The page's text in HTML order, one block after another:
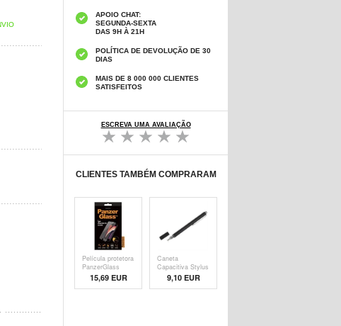
APOIO CHAT:
SEGUNDA-SEXTA
DAS 9H À 21H
POLÍTICA DE DEVOLUÇÃO DE 30
DIAS
MAIS DE 8 000 000 CLIENTES
SATISFEITOS
ESCREVA UMA AVALIAÇÃO
CLIENTES TAMBÉM COMPRARAM
Película protetora
PanzerGlass
15,69 EUR
Caneta
Capacitiva Stylus
- Pre9,10 EUR